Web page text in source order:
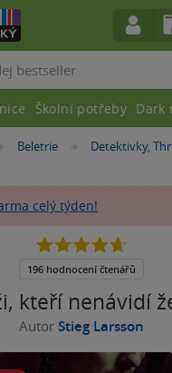
»
Beletrie »
Detektivky,
celý týden!
kteří nenávidí
Autor Stieg Larsson
4.7
5
196 hodnocení čtenářů
Školní potřeby Dark